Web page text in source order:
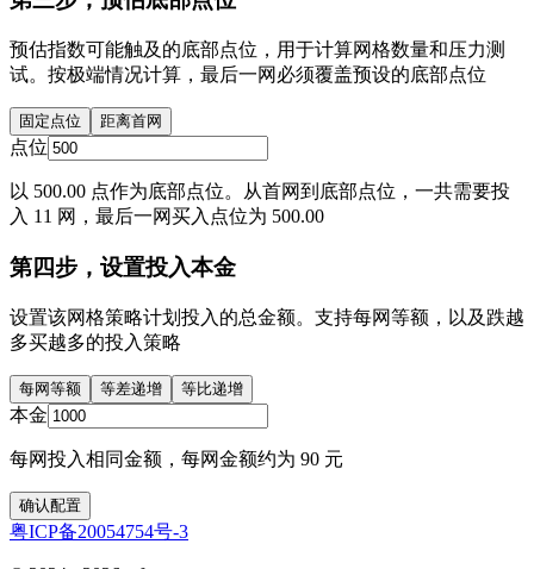
预估指数可能触及的底部点位，用于计算网格数量和压力测
试。按极端情况计算，最后一网必须覆盖预设的底部点位
固定点位 距离首网
点位
以 500.00 点作为底部点位。从首网到底部点位，一共需要投
入 11 网，最后一网买入点位为 500.00
第四步，设置投入本金
设置该网格策略计划投入的总金额。支持每网等额，以及跌越
多买越多的投入策略
每网等额 等差递增 等比递增
本金
每网投入相同金额，每网金额约为 90 元
确认配置
粤ICP备20054754号-3